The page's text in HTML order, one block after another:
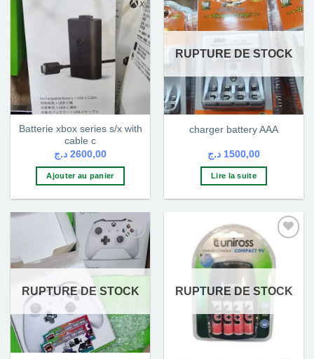
Ajouter
à la liste
d’envies
Batterie xbox series s/x with
cable c
2600,00 د.ج
Ajouter au panier
Ajouter
à la liste
d’envies
RUPTURE DE STOCK
charger battery AAA
1500,00 د.ج
Lire la suite
Ajouter
à la liste
d’envies
RUPTURE DE STOCK
Ajouter
à la liste
d’envies
RUPTURE DE STOCK